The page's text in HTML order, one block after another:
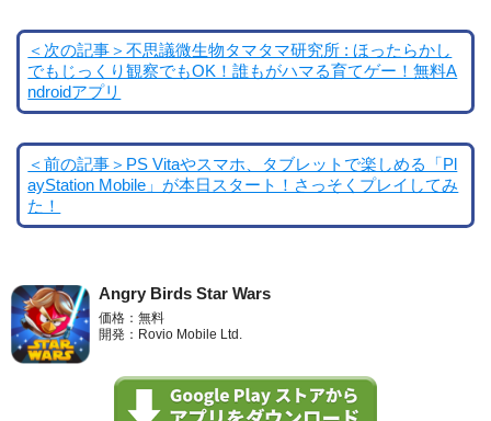
＜次の記事＞不思議微生物タマタマ研究所 : ほったらかし
でもじっくり観察でもOK！誰もがハマる育てゲー！無料A
ndroidアプリ
＜前の記事＞PS Vitaやスマホ、タブレットで楽しめる「Pl
ayStation Mobile」が本日スタート！さっそくプレイしてみ
た！
Angry Birds Star Wars
価格：無料
開発：Rovio Mobile Ltd.